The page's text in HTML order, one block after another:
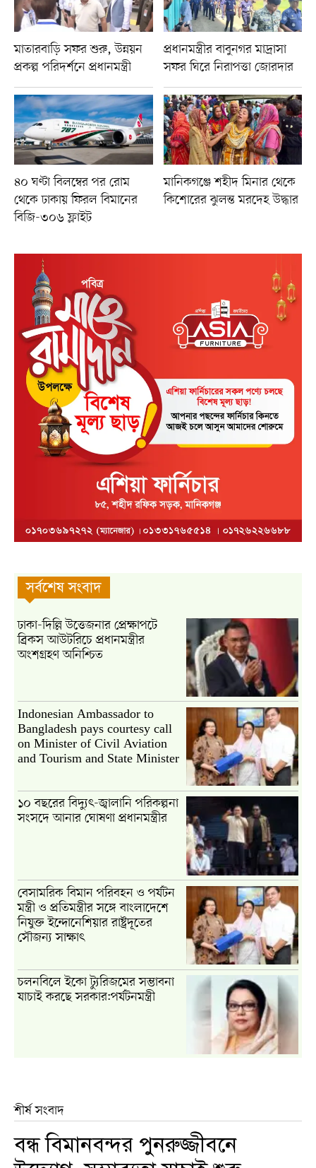
মাতারবাড়ি সফর শুরু, উন্নয়ন
প্রকল্প পরিদর্শনে প্রধানমন্ত্রী
প্রধানমন্ত্রীর বাবুনগর মাদ্রাসা
সফর ঘিরে নিরাপত্তা জোরদার
৪০ ঘণ্টা বিলম্বের পর রোম
থেকে ঢাকায় ফিরল বিমানের
বিজি-৩০৬ ফ্লাইট
মানিকগঞ্জে শহীদ মিনার থেকে
কিশোরের ঝুলন্ত মরদেহ উদ্ধার
সর্বশেষ সংবাদ
ঢাকা-দিল্লি উত্তেজনার প্রেক্ষাপটে
ব্রিকস আউটরিচে প্রধানমন্ত্রীর
অংশগ্রহণ অনিশ্চিত
Indonesian Ambassador to
Bangladesh pays courtesy call
on Minister of Civil Aviation
and Tourism and State Minister
১০ বছরের বিদ্যুৎ-জ্বালানি পরিকল্পনা
সংসদে আনার ঘোষণা প্রধানমন্ত্রীর
বেসামরিক বিমান পরিবহন ও পর্যটন
মন্ত্রী ও প্রতিমন্ত্রীর সঙ্গে বাংলাদেশে
নিযুক্ত ইন্দোনেশিয়ার রাষ্ট্রদূতের
সৌজন্য সাক্ষাৎ
চলনবিলে ইকো ট্যুরিজমের সম্ভাবনা
যাচাই করছে সরকার:পর্যটনমন্ত্রী